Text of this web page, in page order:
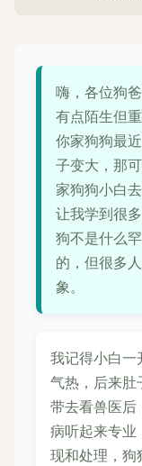
嗨，各位狗
有点陌生但
你家狗狗最
子变大，那
家狗狗小白
让我学到很
狗不是什么
的，但很多
象。
我记得小白一
气热，后来肚
带去看兽医后
病听起来专业
现和处理，狗